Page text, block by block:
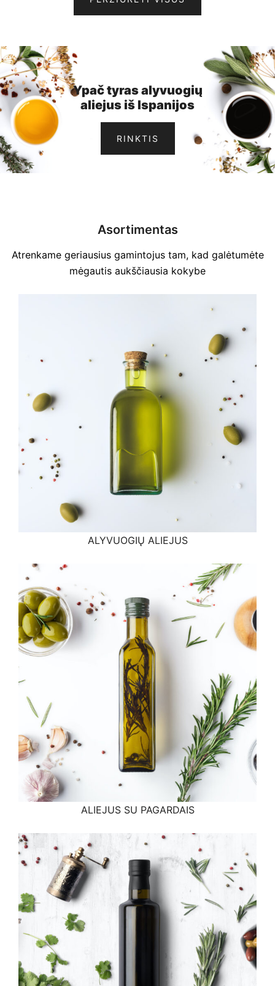
Ypač tyras alyvuogių
aliejus iš Ispanijos
RINKTIS
Asortimentas
Atrenkame geriausius gamintojus tam, kad galėtumėte
mėgautis aukščiausia kokybe
ALYVUOGIŲ ALIEJUS
ALIEJUS SU PAGARDAIS